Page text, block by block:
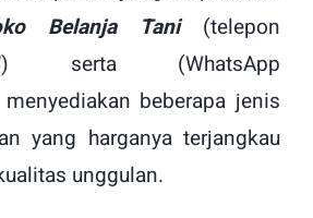
Belanja Tani(telepon
) serta (WhatsApp
beberapa jenis
yang harganya terjangkau
unggulan.